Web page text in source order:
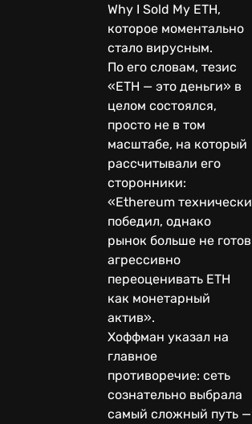
Why I Sold My ETH,
которое моментально
стало вирусным.
По его словам, тезис
«ETH — это деньги» в
целом состоялся,
просто не в том
масштабе, на который
рассчитывали его
сторонники:
«Ethereum технически
победил, однако
рынок больше не готов
агрессивно
переоценивать ETH
как монетарный
актив».
Хоффман указал на
главное
противоречие: сеть
сознательно выбрала
самый сложный путь —